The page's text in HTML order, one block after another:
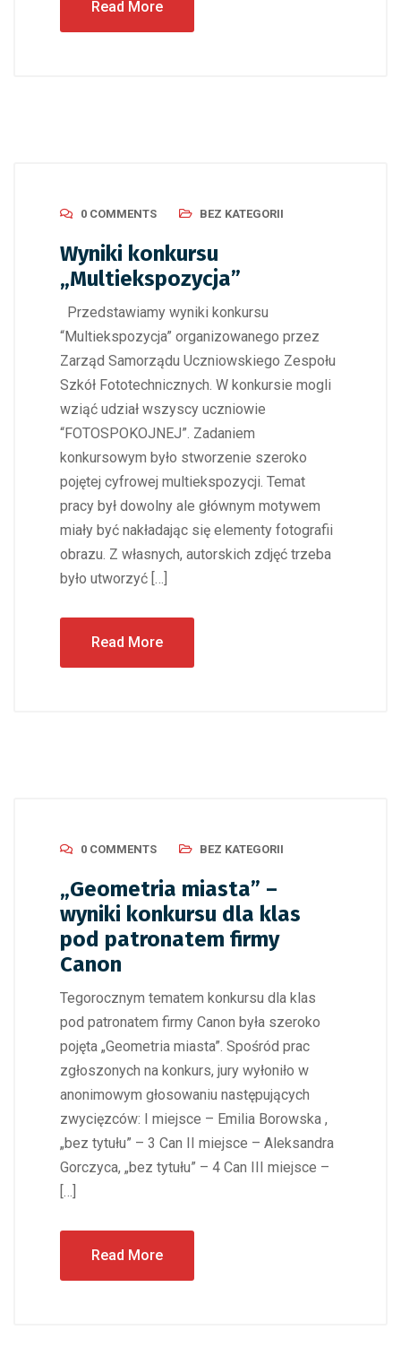
Read More
0 COMMENTS BEZ KATEGORII
Wyniki konkursu
„Multiekspozycja”
Przedstawiamy wyniki konkursu
“Multiekspozycja” organizowanego przez
Zarząd Samorządu Uczniowskiego Zespołu
Szkół Fototechnicznych. W konkursie mogli
wziąć udział wszyscy uczniowie
“FOTOSPOKOJNEJ”. Zadaniem
konkursowym było stworzenie szeroko
pojętej cyfrowej multiekspozycji. Temat
pracy był dowolny ale głównym motywem
miały być nakładając się elementy fotografii
obrazu. Z własnych, autorskich zdjęć trzeba
było utworzyć […]
Read More
0 COMMENTS BEZ KATEGORII
„Geometria miasta” –
wyniki konkursu dla klas
pod patronatem firmy
Canon
Tegorocznym tematem konkursu dla klas
pod patronatem firmy Canon była szeroko
pojęta „Geometria miasta”. Spośród prac
zgłoszonych na konkurs, jury wyłoniło w
anonimowym głosowaniu następujących
zwycięzców: I miejsce – Emilia Borowska ,
„bez tytułu” – 3 Can II miejsce – Aleksandra
Gorczyca, „bez tytułu” – 4 Can III miejsce –
[…]
Read More